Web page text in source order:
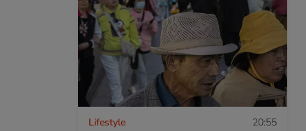
Lifestyle 20:55